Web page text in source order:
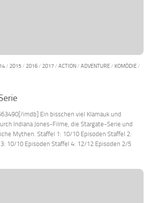
/ 2015/ 2016/ 2017/ ACTION/ ADVENTURE/ KOMÖDIE/
imdb] Ein bisschen viel Klamauk und
Indiana Jones-Filme, die Stargate-Serie und
Mythen. Staffel 1: 10/10 Episoden Staffel 2:
10/10 Episoden Staffel 4: 12/12 Episoden 2/5